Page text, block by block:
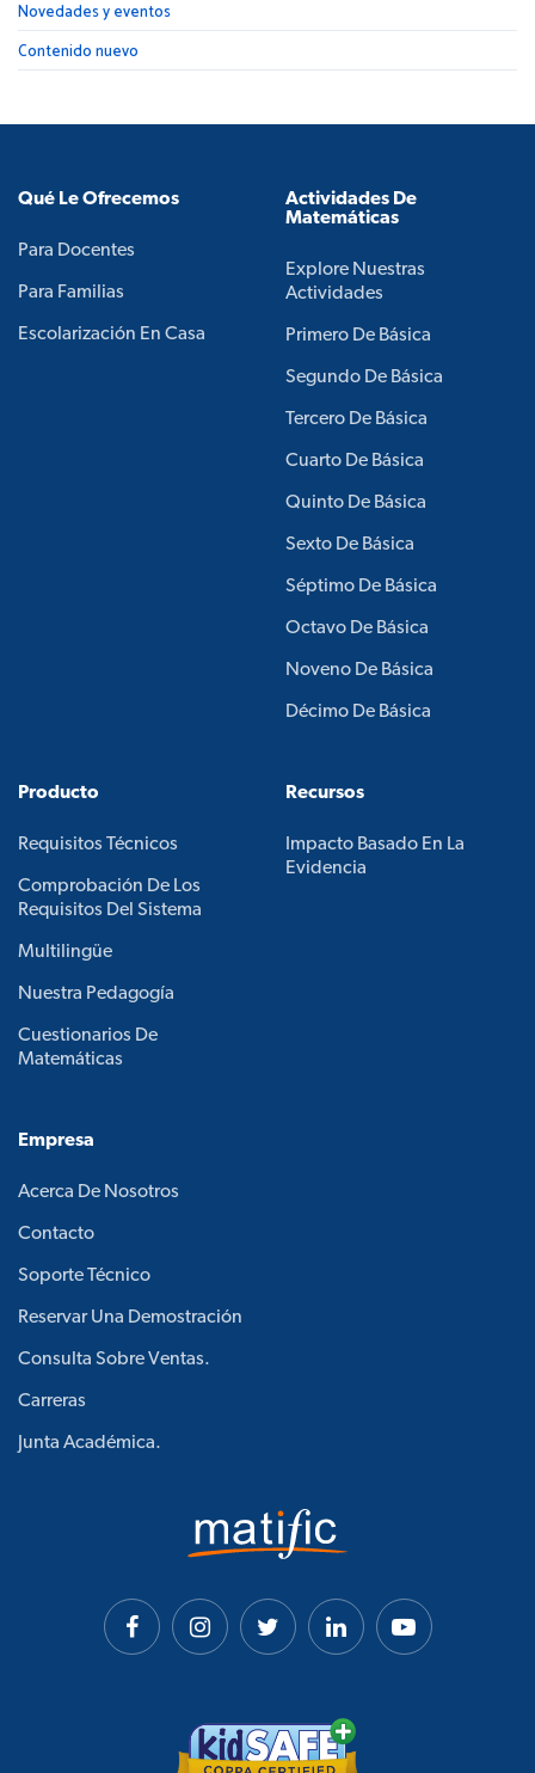
Novedades y eventos
Contenido nuevo
Qué Le Ofrecemos
Para Docentes
Para Familias
Escolarización En Casa
Actividades De
Matemáticas
Explore Nuestras
Actividades
Primero De Básica
Segundo De Básica
Tercero De Básica
Cuarto De Básica
Quinto De Básica
Sexto De Básica
Séptimo De Básica
Octavo De Básica
Noveno De Básica
Décimo De Básica
Producto
Requisitos Técnicos
Comprobación De Los
Requisitos Del Sistema
Multilingüe
Nuestra Pedagogía
Cuestionarios De
Matemáticas
Recursos
Impacto Basado En La
Evidencia
Empresa
Acerca De Nosotros
Contacto
Soporte Técnico
Reservar Una Demostración
Consulta Sobre Ventas.
Carreras
Junta Académica.